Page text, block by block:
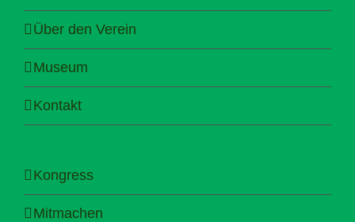
Über den Verein
Museum
Kontakt
Kongress
Mitmachen